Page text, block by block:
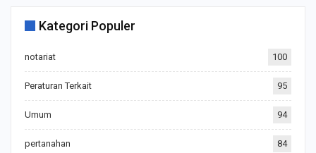
Kategori Populer
notariat 100
Peraturan Terkait 95
Umum 94
pertanahan 84